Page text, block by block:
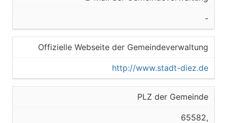
-
Offizielle Webseite der Gemeindeverwaltung
http://www.stadt-diez.de
PLZ der Gemeinde
65582,